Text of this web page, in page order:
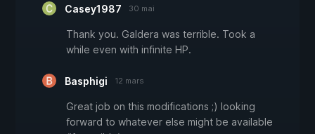
Casey1987 30 mai
Thank you. Galdera was terrible. Took a
while even with infinite HP.
Basphigi 12 mars
Great job on this modifications ;) looking
forward to whatever else might be available